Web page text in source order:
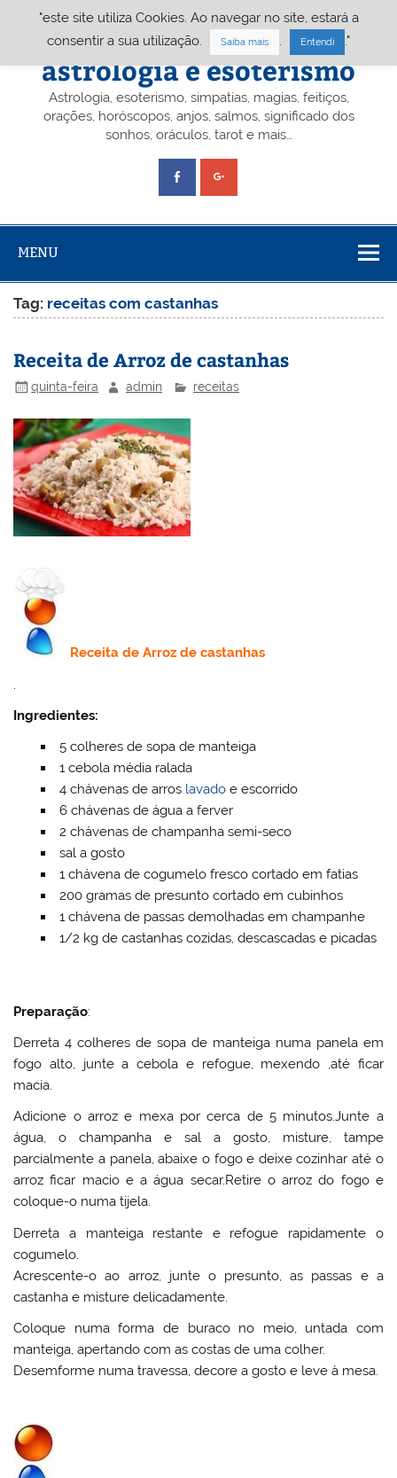
Portal A&E – Portal
astrologia e esoterismo
Astrologia, esoterismo, simpatias, magias, feitiços,
orações, horóscopos, anjos, salmos, significado dos
sonhos, oráculos, tarot e mais…
MENU
Tag: receitas com castanhas
Receita de Arroz de castanhas
quinta-feira admin receitas
Receita de Arroz de castanhas
Ingredientes:
5 colheres de sopa de manteiga
1 cebola média ralada
4 chávenas de arros lavadoe escorrido
6 chávenas de água a ferver
2 chávenas de champanha semi-seco
sal a gosto
1 chávena de cogumelo fresco cortado em fatias
200 gramas de presunto cortado em cubinhos
1 chávena de passas demolhadas em champanhe
1/2 kg de castanhas cozidas, descascadas e picadas
Preparação:
Derreta 4 colheres de sopa de manteiga numa panela em
fogo alto, junte a cebola e refogue, mexendo ,até ficar
macia.
Adicione o arroz e mexa por cerca de 5 minutos.Junte a
água, o champanha e sal a gosto, misture, tampe
parcialmente a panela, abaixe o fogo e deixe cozinhar até o
arroz ficar macio e a água secar.Retire o arroz do fogo e
coloque-o numa tijela.
Derreta a manteiga restante e refogue rapidamente o
cogumelo.
Acrescente-o ao arroz, junte o presunto, as passas e a
castanha e misture delicadamente.
Coloque numa forma de buraco no meio, untada com
manteiga, apertando com as costas de uma colher.
Desemforme numa travessa, decore a gosto e leve à mesa.
"este site utiliza Cookies. Ao navegar no site, estará a
consentir a sua utilização.
Saiba mais Entendi ."